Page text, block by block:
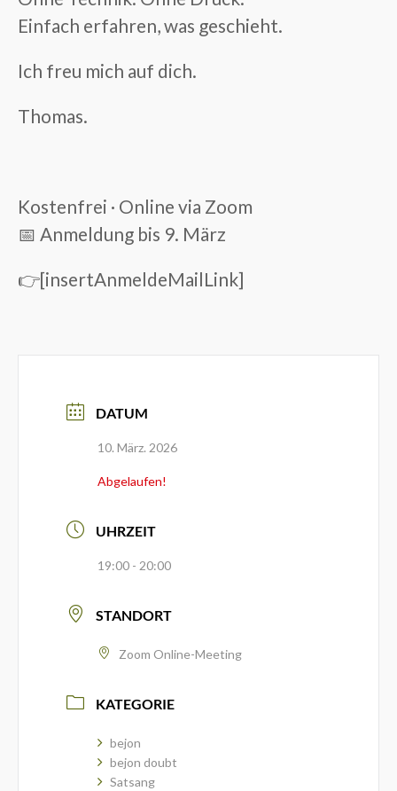
Einfach erfahren, was geschieht.
Ich freu mich auf dich.
Thomas.
Kostenfrei · Online via Zoom
📅 Anmeldung bis 9. März
👉[insertAnmeldeMailLink]
DATUM
10. März. 2026
Abgelaufen!
UHRZEIT
19:00 - 20:00
STANDORT
Zoom Online-Meeting
KATEGORIE
bejon
bejon doubt
Satsang